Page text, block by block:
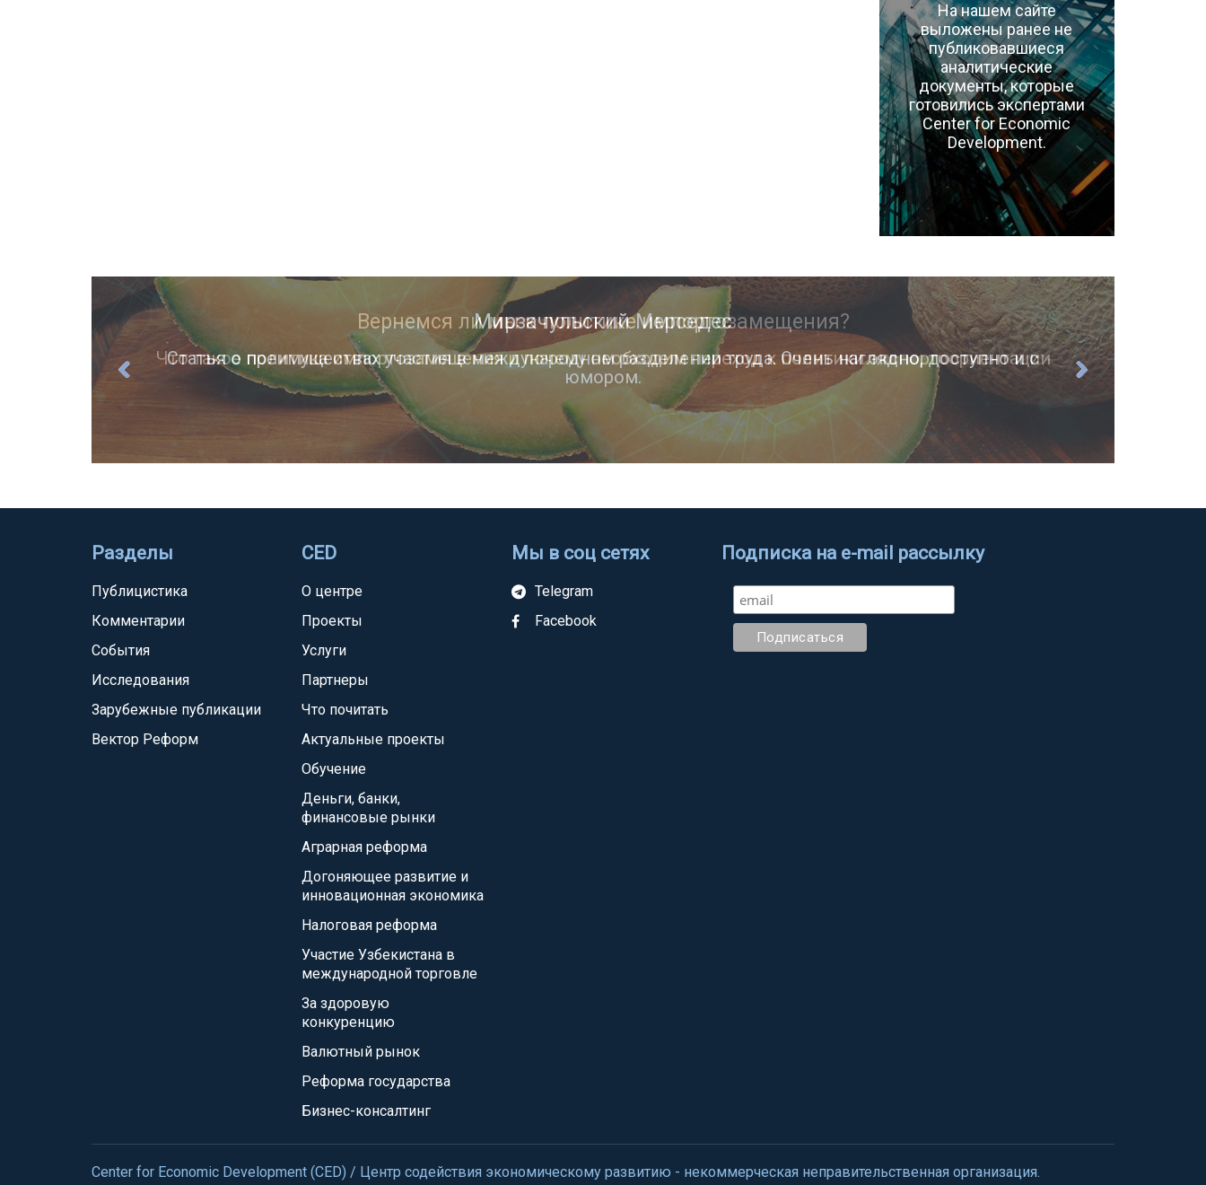
На нашем сайте
выложены ранее не
публиковавшиеся
аналитические
документы, которые
готовились экспертами
Center for Economic
Development.
Мирзачульский Мерседес
Статья о преимуществах участия в международном разделении труда. Очень наглядно, доступно и с
юмором.
Разделы
Публицистика
Комментарии
События
Исследования
Зарубежные публикации
Вектор Реформ
CED
О центре
Проекты
Услуги
Партнеры
Что почитать
Актуальные проекты
Обучение
Деньги, банки,
финансовые рынки
Аграрная реформа
Догоняющее развитие и
инновационная экономика
Налоговая реформа
Участие Узбекистана в
международной торговле
За здоровую
конкуренцию
Валютный рынок
Реформа государства
Бизнес-консалтинг
Мы в соц сетях
Telegram
Facebook
Подписка на e-mail рассылку
Center for Economic Development (CED) / Центр содействия экономическому развитию - некоммерческая неправительственная организация.